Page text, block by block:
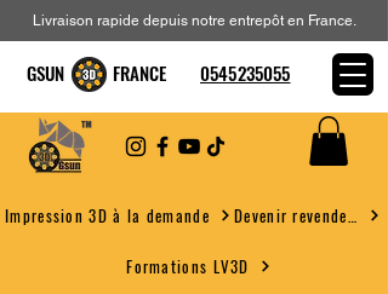
Impression 3D à la demande
Formations LV3D
Livraison rapide depuis notre entrepôt en France.
GSUN FRANCE 0545235055